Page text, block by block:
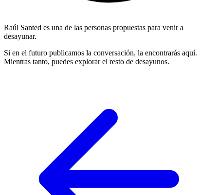
Raúl Santed es una de las personas propuestas para venir a
desayunar.
Si en el futuro publicamos la conversación, la encontrarás aquí.
Mientras tanto, puedes explorar el resto de desayunos.